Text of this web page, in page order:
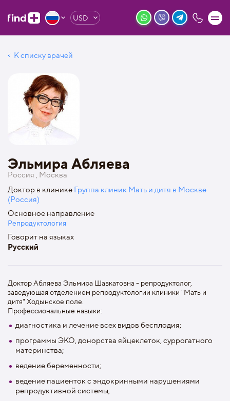
USD
К списку врачей
Эльмира Абляева
Россия , Москва
Доктор в клинике Группа клиник Мать и дитя в Москве
(Россия)
Основное направление
Репродуктология
Говорит на языках
Русский
Доктор Абляева Эльмира Шавкатовна - репродуктолог,
заведующая отделением репродуктологии клиники "Мать и
дитя" Ходынское поле.
Профессиональные навыки:
диагностика и лечение всех видов бесплодия;
программы ЭКО, донорства яйцеклеток, суррогатного
материнства;
ведение беременности;
ведение пациенток с эндокринными нарушениями
репродуктивной системы;